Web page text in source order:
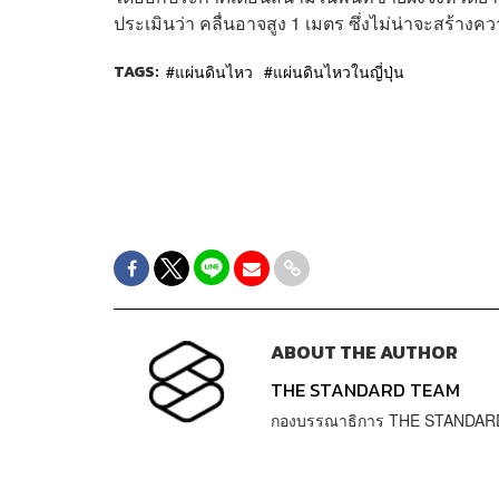
ประเมินว่า คลื่นอาจสูง 1 เมตร ซึ่งไม่น่าจะสร้างค
TAGS: แผ่นดินไหว แผ่นดินไหวในญี่ปุ่น
ABOUT THE AUTHOR
THE STANDARD TEAM
กองบรรณาธิการ THE